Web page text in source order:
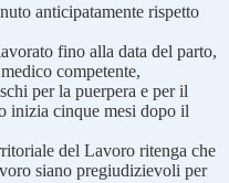
anticipatamente rispetto
fino alla data del parto,
competente,
per la puerpera e per il
inizia cinque mesi dopo il
del Lavoro ritenga che
siano pregiudizievoli per